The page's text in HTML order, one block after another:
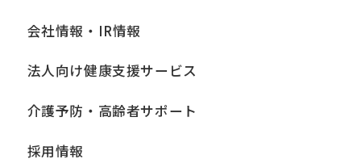
会社情報・IR情報
法人向け健康支援サービス
介護予防・高齢者サポート
採用情報